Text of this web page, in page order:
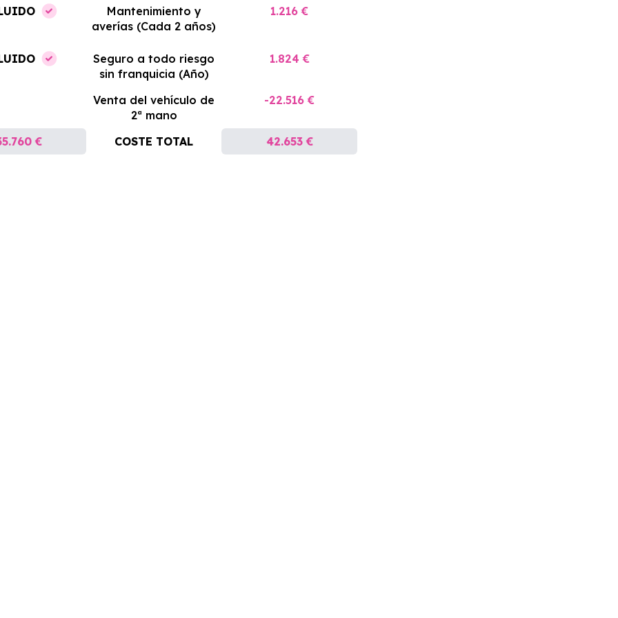
Mantenimiento y
averías (Cada 2 años)
1.216 €
Seguro a todo riesgo
sin franquicia (Año)
1.824 €
Venta del vehículo de
2ª mano
-22.516 €
€ COSTE TOTAL 42.653 €